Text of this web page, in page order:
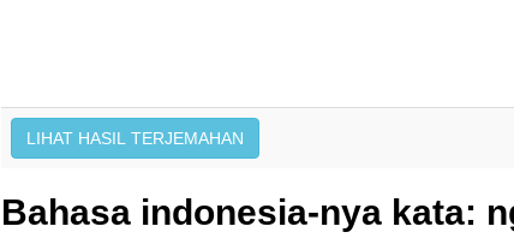
Bahasa indonesia-nya kata: